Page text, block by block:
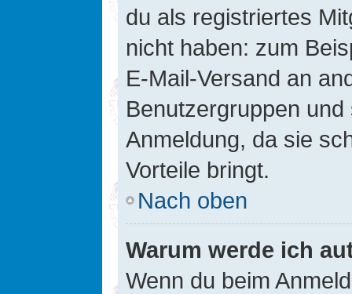
du als registriertes
nicht haben: zum
E-Mail-Versand an
Benutzergruppen
Anmeldung, da sie
Vorteile bringt.
Nach oben
Warum werde ich
Wenn du beim